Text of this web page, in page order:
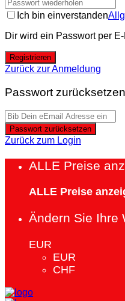
Ich bin einverstanden
Dir wird ein Passwort per
Registrieren
Zurück zur Anmeldung
Passwort zurücksetzen
Passwort zurücksetzen
Zurück zum Login
ALLE Preise
ALLE Preise
Ändern Sie Ihre
EUR
EUR
CHF